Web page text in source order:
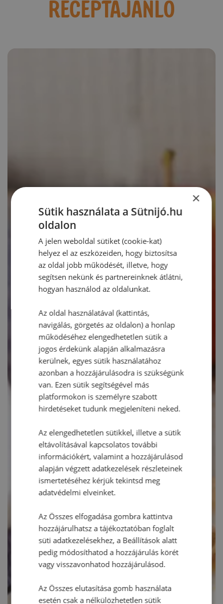
RECEPTAJÁNLÓ
×
Sütik használata a Sütnijó.hu
oldalon
A jelen weboldal sütiket (cookie-kat)
helyez el az eszközeiden, hogy biztosítsa
az oldal jobb működését, illetve, hogy
segítsen nekünk és partnereinknek átlátni,
hogyan használod az oldalunkat.
Az oldal használatával (kattintás,
navigálás, görgetés az oldalon) a honlap
működéséhez elengedhetetlen sütik a
jogos érdekünk alapján alkalmazásra
kerülnek, egyes sütik használatához
azonban a hozzájárulásodra is szükségünk
van. Ezen sütik segítségével más
platformokon is személyre szabott
hirdetéseket tudunk megjeleníteni neked.
Az elengedhetetlen sütikkel, illetve a sütik
eltávolításával kapcsolatos további
információkért, valamint a hozzájárulásod
alapján végzett adatkezelések részleteinek
ismertetéséhez kérjük tekintsd meg
adatvédelmi elveinket.
Az Összes elfogadása gombra kattintva
hozzájárulhatsz a tájékoztatóban foglalt
süti adatkezelésekhez, a Beállítások alatt
pedig módosíthatod a hozzájárulás körét
vagy visszavonhatod hozzájárulásod.
Az Összes elutasítása gomb használata
esetén csak a nélkülözhetetlen sütik